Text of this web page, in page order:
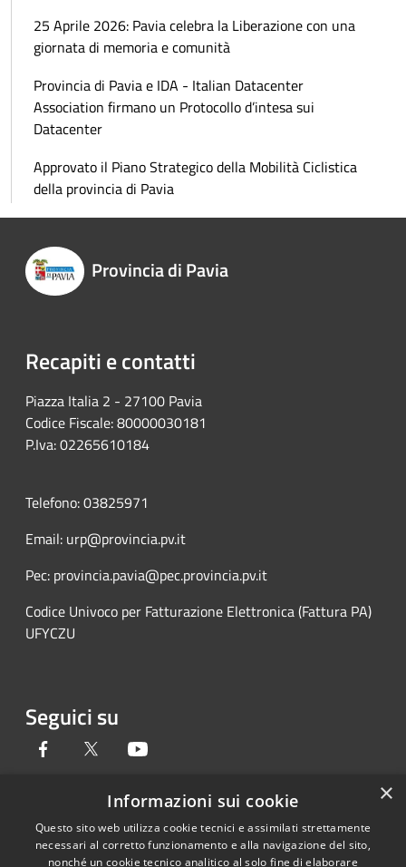
25 Aprile 2026: Pavia celebra la Liberazione con una
giornata di memoria e comunità
Provincia di Pavia e IDA - Italian Datacenter
Association firmano un Protocollo d’intesa sui
Datacenter
Approvato il Piano Strategico della Mobilità Ciclistica
della provincia di Pavia
Provincia di Pavia
Recapiti e contatti
Piazza Italia 2 - 27100 Pavia
Codice Fiscale: 80000030181
P.Iva: 02265610184
Telefono: 03825971
Email: urp@provincia.pv.it
Pec: provincia.pavia@pec.provincia.pv.it
Codice Univoco per Fatturazione Elettronica (Fattura PA)
UFYCZU
Seguici su
Facebook Twitter
RSS
Accessibilità
Copyright © 2026 • Provincia di
Pavia • Powered by
×
Informazioni sui cookie
Questo sito web utilizza cookie tecnici e assimilati strettamente
necessari al corretto funzionamento e alla navigazione del sito,
nonché un cookie tecnico analitico al solo fine di elaborare